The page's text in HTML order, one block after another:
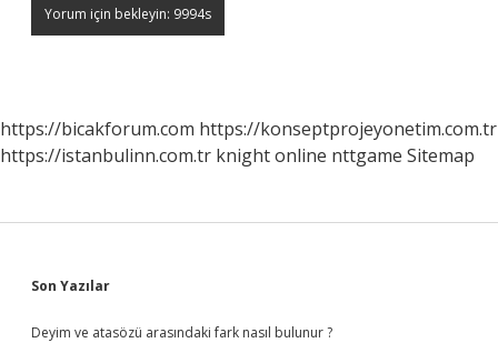
https://bicakforum.com https://konseptprojeyonetim.com.tr
https://istanbulinn.com.tr knight online nttgame Sitemap
Sidebar
Son Yazılar
Deyim ve atasözü arasındaki fark nasıl bulunur ?